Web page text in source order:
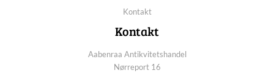
Kontakt
Kontakt
Aabenraa Antikvitetshandel
Nørreport 16